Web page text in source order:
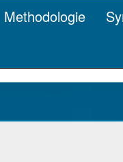
Methodologie